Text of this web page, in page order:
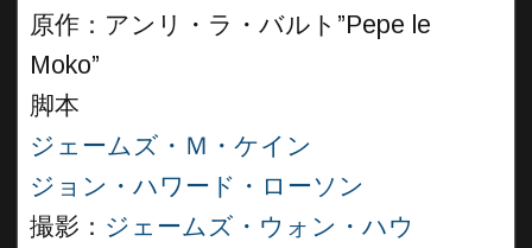
原作：アンリ・ラ・バルト”Pepe le
Moko”
脚本
ジェームズ・Ｍ・ケイン
ジョン・ハワード・ローソン
撮影： ジェームズ・ウォン・ハウ